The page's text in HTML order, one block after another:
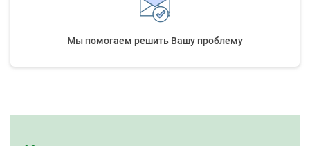
Мы помогаем решить Вашу проблему